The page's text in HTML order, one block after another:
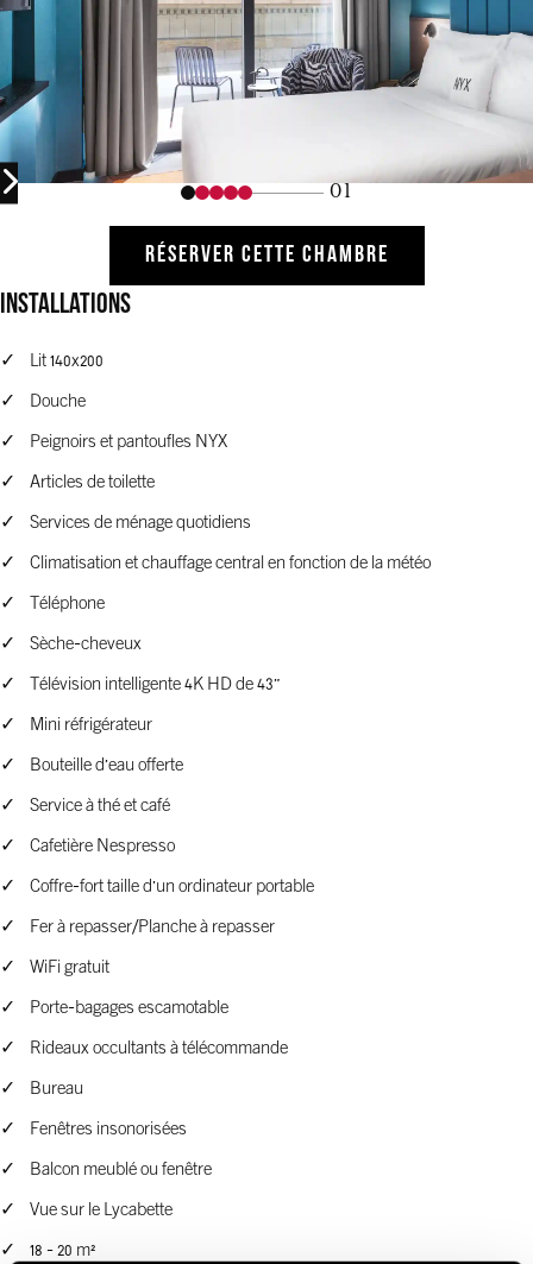
01
RÉSERVER CETTE CHAMBRE
Installations
Lit 140x200
Douche
Peignoirs et pantoufles NYX
Articles de toilette
Services de ménage quotidiens
Climatisation et chauffage central en fonction de la météo
Téléphone
Sèche-cheveux
Télévision intelligente 4K HD de 43"
Mini réfrigérateur
Bouteille d'eau offerte
Service à thé et café
Cafetière Nespresso
Coffre-fort taille d'un ordinateur portable
Fer à repasser/Planche à repasser
WiFi gratuit
Porte-bagages escamotable
Rideaux occultants à télécommande
Bureau
Fenêtres insonorisées
Balcon meublé ou fenêtre
Vue sur le Lycabette
18 - 20 m²